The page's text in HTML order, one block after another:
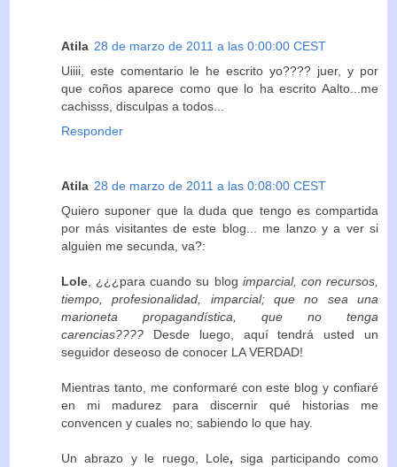
Atila 28 de marzo de 2011 a las 0:00:00 CEST
Uiiii, este comentario le he escrito yo???? juer, y por
que coños aparece como que lo ha escrito Aalto...me
cachisss, disculpas a todos...
Responder
Atila 28 de marzo de 2011 a las 0:08:00 CEST
Quiero suponer que la duda que tengo es compartida
por más visitantes de este blog... me lanzo y a ver si
alguien me secunda, va?:
Lole, ¿¿¿para cuando su blog imparcial, con recursos,
tiempo, profesionalidad, imparcial; que no sea una
marioneta propagandística, que no tenga
carencias???? Desde luego, aquí tendrá usted un
seguidor deseoso de conocer LA VERDAD!
Mientras tanto, me conformaré con este blog y confiaré
en mi madurez para discernir qué historias me
convencen y cuales no; sabiendo lo que hay.
Un abrazo y le ruego, Lole,siga participando como